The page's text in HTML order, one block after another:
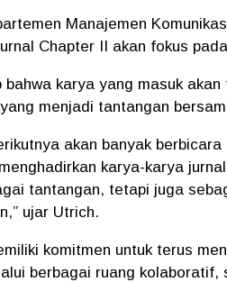
Manajemen
Chapter II akan fokus
bahwa karya yang masuk
menjadi tantangan
akan banyak
karya-karya
tantangan, tetapi juga
ujar Utrich.
komitmen untuk terus
berbagai ruang